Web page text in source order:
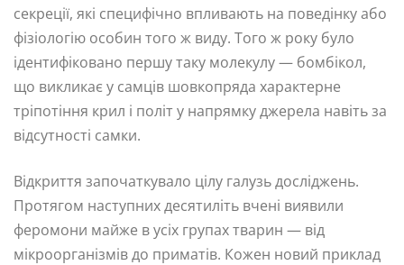
секреції, які специфічно впливають на поведінку або
фізіологію особин того ж виду. Того ж року було
ідентифіковано першу таку молекулу — бомбікол,
що викликає у самців шовкопряда характерне
тріпотіння крил і політ у напрямку джерела навіть за
відсутності самки.
Відкриття започаткувало цілу галузь досліджень.
Протягом наступних десятиліть вчені виявили
феромони майже в усіх групах тварин — від
мікроорганізмів до приматів. Кожен новий приклад